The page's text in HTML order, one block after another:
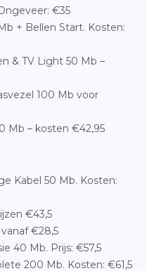
€35
+ Bellen Start. Kosten:
& TV Light 50 Mb –
100 Mb voor
Mb – kosten €42,95
Kabel 50 Mb. Kosten:
€43,5
€28,5
40 Mb. Prijs: €57,5
200 Mb. Kosten: €61,5